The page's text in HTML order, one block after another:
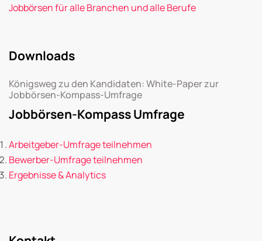
Jobbörsen für alle Branchen und alle Berufe
Downloads
Königsweg zu den Kandidaten: White-Paper zur
Jobbörsen-Kompass-Umfrage
Jobbörsen-Kompass Umfrage
Arbeitgeber-Umfrage teilnehmen
Bewerber-Umfrage teilnehmen
Ergebnisse & Analytics